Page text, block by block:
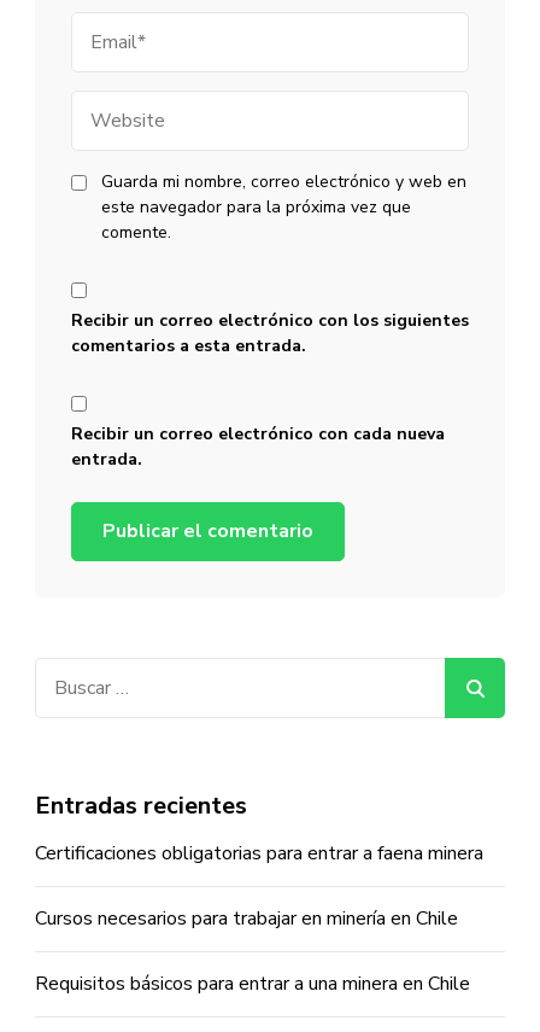
Guarda mi nombre, correo electrónico y web en
este navegador para la próxima vez que
comente.
Recibir un correo electrónico con los siguientes
comentarios a esta entrada.
Recibir un correo electrónico con cada nueva
entrada.
Entradas recientes
Certificaciones obligatorias para entrar a faena minera
Cursos necesarios para trabajar en minería en Chile
Requisitos básicos para entrar a una minera en Chile